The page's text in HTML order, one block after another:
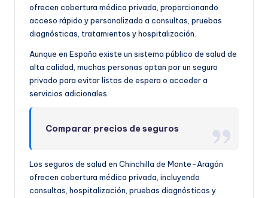
ofrecen cobertura médica privada, proporcionando
acceso rápido y personalizado a consultas, pruebas
diagnósticas, tratamientos y hospitalización.
Aunque en España existe un sistema público de salud de
alta calidad, muchas personas optan por un seguro
privado para evitar listas de espera o acceder a
servicios adicionales.
Comparar precios de seguros
Los seguros de salud en Chinchilla de Monte-Aragón
ofrecen cobertura médica privada, incluyendo
consultas, hospitalización, pruebas diagnósticas y